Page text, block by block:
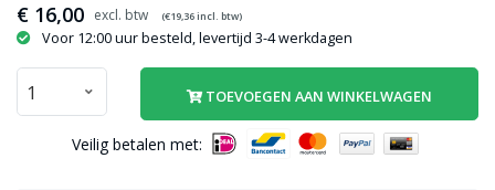
€ 16,00 (€19,36incl. btw)
Voor 12:00 uur besteld, levertijd 3-4 werkdagen
TOEVOEGEN AAN WINKELWAGEN
Veilig betalen met: